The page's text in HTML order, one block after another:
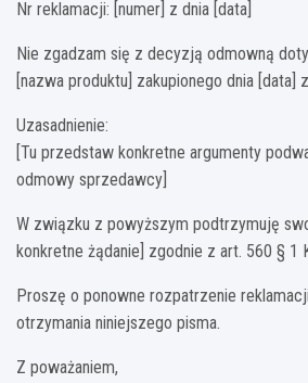
Nr reklamacji: [numer] z dnia [data]
Nie zgadzam się z decyzją odmowną
[nazwa produktu] zakupionego dnia [data]
Uzasadnienie:
[Tu przedstaw konkretne argumenty
odmowy sprzedawcy]
W związku z powyższym podtrzymuję
konkretne żądanie] zgodnie z art. 560 § 1
Proszę o ponowne rozpatrzenie
otrzymania niniejszego pisma.
Z poważaniem,